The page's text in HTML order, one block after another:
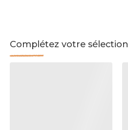
Complétez votre sélection